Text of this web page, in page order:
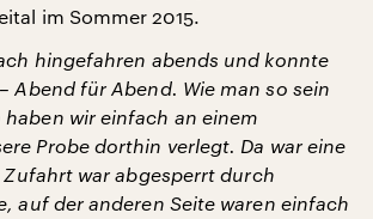
im Sommer 2015.
hingefahren abends und konnte
Abend für Abend. Wie man so sein
haben wir einfach an einem
Probe dorthin verlegt. Da war eine
Zufahrt war abgesperrt durch
auf der anderen Seite waren einfach